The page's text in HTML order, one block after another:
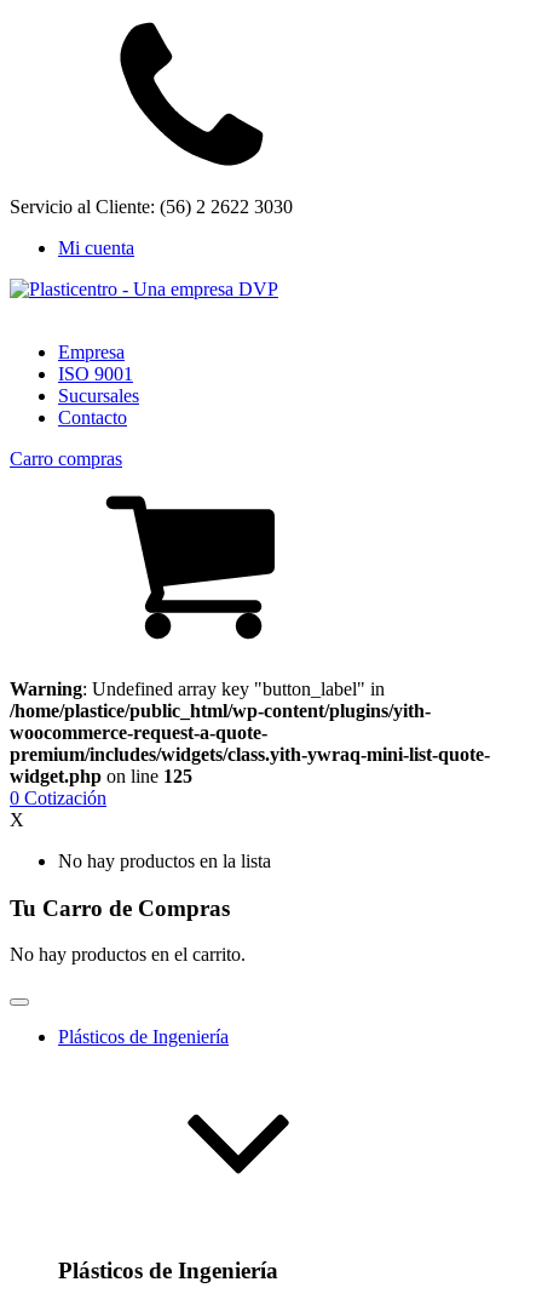
Servicio al Cliente: (56) 2 2622 3030
Mi cuenta
Empresa
ISO 9001
Sucursales
Contacto
Carro compras
Warning: Undefined array key "button_label" in
/home/plastice/public_html/wp-content/plugins/yith-
woocommerce-request-a-quote-
premium/includes/widgets/class.yith-ywraq-mini-list-quote-
widget.php on line 125
0 Cotización
X
No hay productos en la lista
Tu Carro de Compras
No hay productos en el carrito.
Plásticos de Ingeniería
Plásticos de Ingeniería